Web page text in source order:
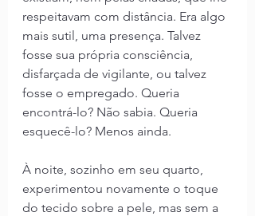
respeitavam com distância. Era algo
mais sutil, uma presença. Talvez
fosse sua própria consciência,
disfarçada de vigilante, ou talvez
fosse o empregado. Queria
encontrá-lo? Não sabia. Queria
esquecê-lo? Menos ainda.
À noite, sozinho em seu quarto,
experimentou novamente o toque
do tecido sobre a pele, mas sem a